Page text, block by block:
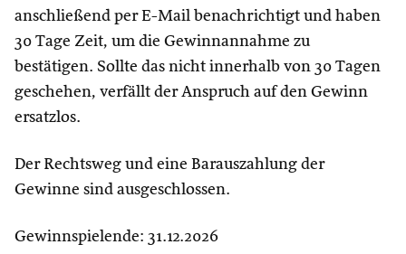
anschließend per E-Mail benachrichtigt und haben
30 Tage Zeit, um die Gewinnannahme zu
bestätigen. Sollte das nicht innerhalb von 30 Tagen
geschehen, verfällt der Anspruch auf den Gewinn
ersatzlos.
Der Rechtsweg und eine Barauszahlung der
Gewinne sind ausgeschlossen.
Gewinnspielende: 31.12.2026